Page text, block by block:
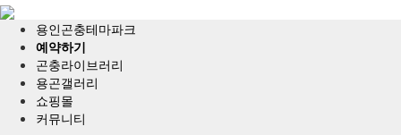
전
용인곤충테마파크
예약하기
곤충라이브러리
용곤갤러리
쇼핑몰
커뮤니티